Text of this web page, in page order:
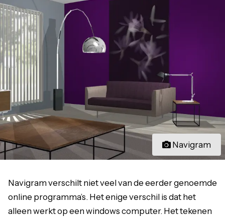
Navigram
Navigram verschilt niet veel van de eerder genoemde
online programma’s. Het enige verschil is dat het
alleen werkt op een windows computer. Het tekenen